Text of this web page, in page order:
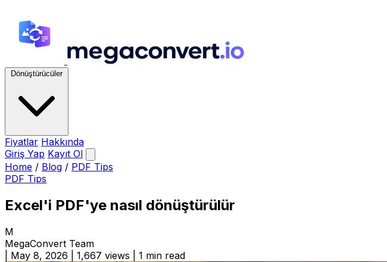
Dönüştürücüler
Fiyatlar Hakkında
Giriş Yap Kayıt Ol
Home / Blog / PDF Tips
PDF Tips
Excel'i PDF'ye nasıl dönüştürülür
M
MegaConvert Team
May 8, 2026 1,667 views 1 min read